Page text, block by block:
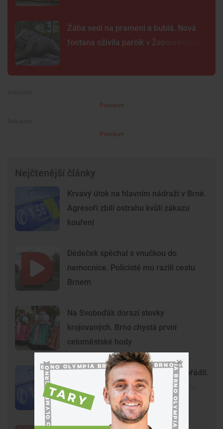
Žába sedí na prameni a bublá. Nová
fontána oživila parčík v Žabovřeskách
Premium
Premium
Nejčtenější články
Krvavý útok na hlavním nádraží v Brně.
Agresoři zbili ostrahu kvůli zákazu
kouření
Dědeček spěchal s vnučkou do
nemocnice. Policisté mu razili cestu
Brnem
Na Svoboďák dorazí stovky
krojovaných. Brno chystá první
celoměstské hody
Gang nezletilých ve Vyškově už dořádil.
Nedávný útok prošetřují kriminalisté